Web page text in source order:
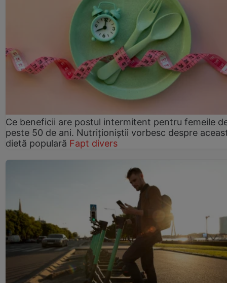
Ce beneficii are postul intermitent pentru femeile
peste 50 de ani. Nutriționiștii vorbesc despre
dietă populară Fapt divers